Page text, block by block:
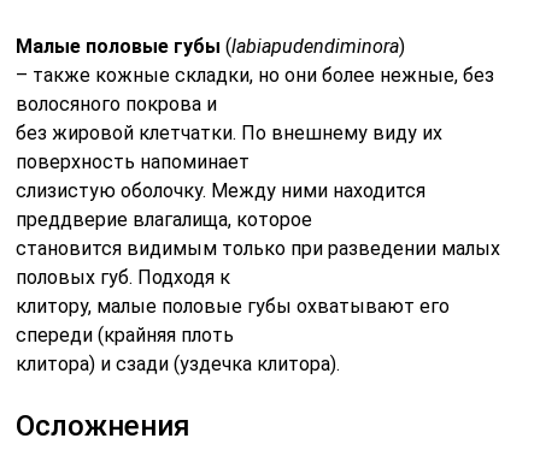
Малые половые губы (labiapudendiminora)
– также кожные складки, но они более нежные, без
волосяного покрова и
без жировой клетчатки. По внешнему виду их
поверхность напоминает
слизистую оболочку. Между ними находится
преддверие влагалища, которое
становится видимым только при разведении малых
половых губ. Подходя к
клитору, малые половые губы охватывают его
спереди (крайняя плоть
клитора) и сзади (уздечка клитора).
Осложнения